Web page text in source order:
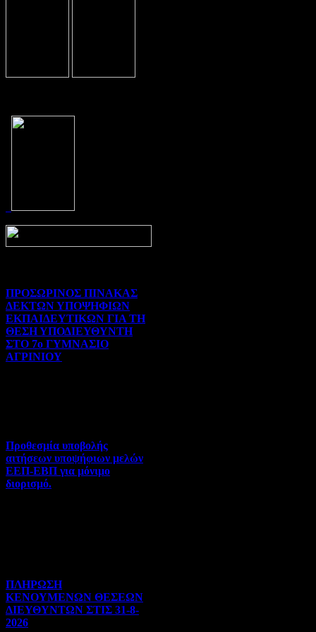
ΠΡΟΣΩΡΙΝΟΣ ΠΙΝΑΚΑΣ
ΔΕΚΤΩΝ ΥΠΟΨΗΦΙΩΝ
ΕΚΠΑΙΔΕΥΤΙΚΩΝ ΓΙΑ ΤΗ
ΘΕΣΗ ΥΠΟΔΙΕΥΘΥΝΤΗ
ΣΤΟ 7ο ΓΥΜΝΑΣΙΟ
ΑΓΡΙΝΙΟΥ
Προθεσμία υποβολής
αιτήσεων υποψήφιων μελών
ΕΕΠ-ΕΒΠ για μόνιμο
διορισμό.
ΠΛΗΡΩΣΗ
ΚΕΝΟΥΜΕΝΩΝ ΘΕΣΕΩΝ
ΔΙΕΥΘΥΝΤΩΝ ΣΤΙΣ 31-8-
2026